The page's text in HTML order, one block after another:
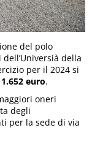
del polo
della
per il 2024 si
euro.
oneri
degli
per la sede di via